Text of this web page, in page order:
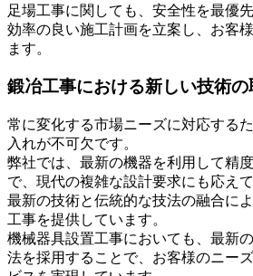
足場工事に関しても、安全性を最優
効率の良い施工計画を立案し、お客
ます。
鍛冶工事における新しい技術
常に変化する市場ニーズに対応する
入れが不可欠です。
弊社では、最新の機器を利用して精
で、現代の複雑な設計要求にも応えて
最新の技術と伝統的な技法の融合に
工事を提供しています。
機械器具設置工事においても、最新
法を採用することで、お客様のニー